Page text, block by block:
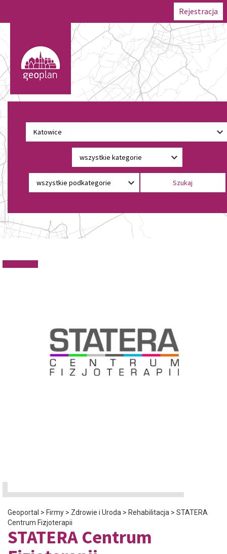
Rejestracja
Geoportal > Firmy > Zdrowie i Uroda > Rehabilitacja > STATERA
Centrum Fizjoterapii
STATERA Centrum